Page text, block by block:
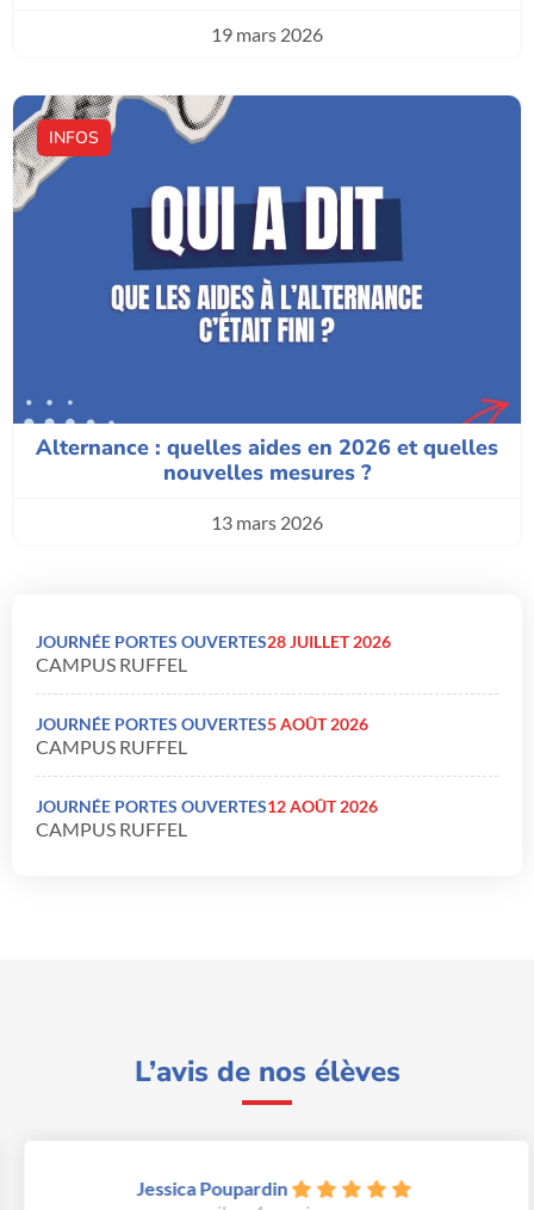
19 mars 2026
INFOS
Alternance : quelles aides en 2026 et quelles
nouvelles mesures ?
13 mars 2026
JOURNÉE PORTES OUVERTES28 JUILLET 2026
CAMPUS RUFFEL
JOURNÉE PORTES OUVERTES5 AOÛT 2026
CAMPUS RUFFEL
JOURNÉE PORTES OUVERTES12 AOÛT 2026
CAMPUS RUFFEL
L’avis de nos élèves
Jessica Poupardin